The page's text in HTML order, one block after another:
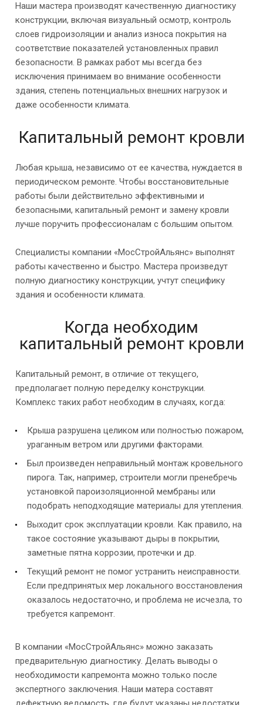
Наши мастера производят качественную диагностику
конструкции, включая визуальный осмотр, контроль
слоев гидроизоляции и анализ износа покрытия на
соответствие показателей установленных правил
безопасности. В рамках работ мы всегда без
исключения принимаем во внимание особенности
здания, степень потенциальных внешних нагрузок и
даже особенности климата.
Капитальный ремонт кровли
Любая крыша, независимо от ее качества, нуждается в
периодическом ремонте. Чтобы восстановительные
работы были действительно эффективными и
безопасными, капитальный ремонт и замену кровли
лучше поручить профессионалам с большим опытом.
Специалисты компании «МосСтройАльянс» выполнят
работы качественно и быстро. Мастера произведут
полную диагностику конструкции, учтут специфику
здания и особенности климата.
Когда необходим
капитальный ремонт кровли
Капитальный ремонт, в отличие от текущего,
предполагает полную переделку конструкции.
Комплекс таких работ необходим в случаях, когда:
Крыша разрушена целиком или полностью пожаром,
ураганным ветром или другими факторами.
Был произведен неправильный монтаж кровельного
пирога. Так, например, строители могли пренебречь
установкой пароизоляционной мембраны или
подобрать неподходящие материалы для утепления.
Выходит срок эксплуатации кровли. Как правило, на
такое состояние указывают дыры в покрытии,
заметные пятна коррозии, протечки и др.
Текущий ремонт не помог устранить неисправности.
Если предпринятых мер локального восстановления
оказалось недостаточно, и проблема не исчезла, то
требуется капремонт.
В компании «МосСтройАльянс» можно заказать
предварительную диагностику. Делать выводы о
необходимости капремонта можно только после
экспертного заключения. Наши матера составят